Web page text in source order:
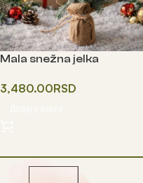
Mala snežna jelka
3,480.00RSD